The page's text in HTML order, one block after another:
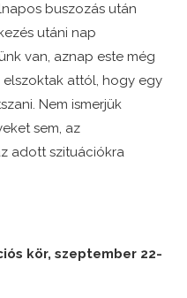
buszozás után
utáni nap
van, aznap este még
attól, hogy egy
Nem ismerjük
sem, az
adott szituációkra
kör, szeptember 22-